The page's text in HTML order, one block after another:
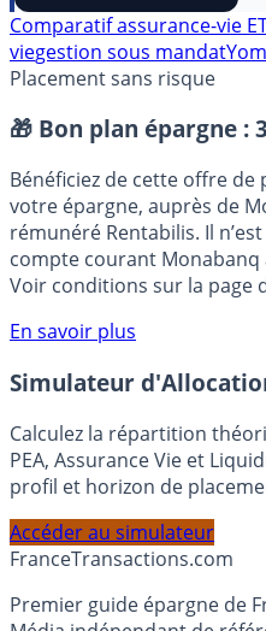
⭐️ Suivre sur Google
Comparatif assurance-vie ETF
Placement sans risque
🎁 Bon plan épargne :
Bénéficiez de cette offre de
votre épargne, auprès de
rémunéré Rentabilis. Il n’est
Voir conditions sur la page
En savoir plus
Simulateur
Calculez la répartition
PEA, Assurance Vie et
profil et horizon de
FranceTransactions.com